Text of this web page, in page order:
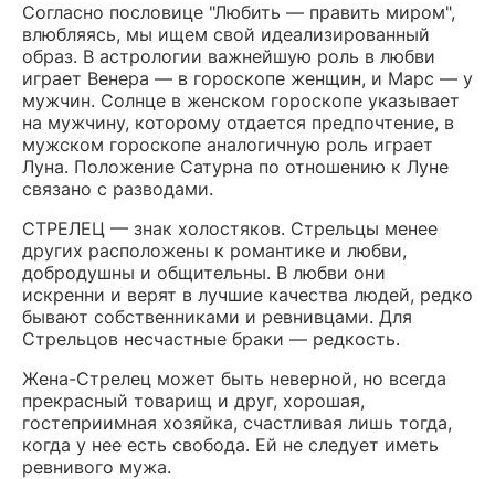
Согласно пословице "Любить — править миром",
влюбляясь, мы ищем свой идеализированный
образ. В астрологии важнейшую роль в любви
играет Венера — в гороскопе женщин, и Марс — у
мужчин. Солнце в женском гороскопе указывает
на мужчину, которому отдается предпочтение, в
мужском гороскопе аналогичную роль играет
Луна. Положение Сатурна по отношению к Луне
связано с разводами.
СТРЕЛЕЦ — знак холостяков. Стрельцы менее
других расположены к романтике и любви,
добродушны и общительны. В любви они
искренни и верят в лучшие качества людей, редко
бывают собственниками и ревнивцами. Для
Стрельцов несчастные браки — редкость.
Жена-Стрелец может быть неверной, но всегда
прекрасный товарищ и друг, хорошая,
гостеприимная хозяйка, счастливая лишь тогда,
когда у нее есть свобода. Ей не следует иметь
ревнивого мужа.